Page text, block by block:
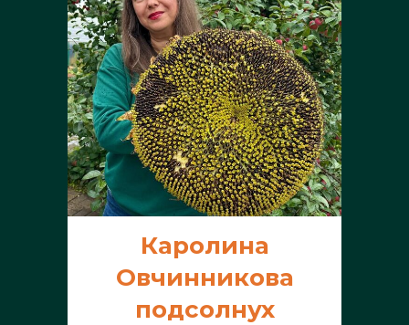
Каролина
Овчинникова
подсолнух